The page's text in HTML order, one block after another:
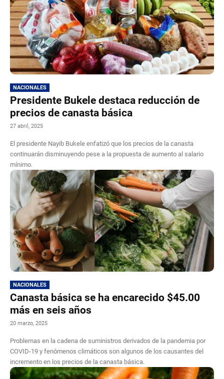
NACIONALES
Presidente Bukele destaca reducción de
precios de canasta básica
27 abril, 2025
El presidente Nayib Bukele enfatizó que los precios de la canasta
continuarán disminuyendo pese a la propuesta de aumento al salario
mínimo.
NACIONALES
Canasta básica se ha encarecido $45.00
más en seis años
20 marzo, 2025
Problemas en la cadena de suministros derivados de la pandemia por
COVID-19 y fenómenos climáticos son algunos de los causantes del
incremento en los precios de la canasta básica.